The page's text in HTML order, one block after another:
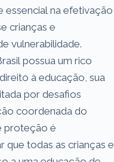
essencial na efetivação
crianças e
vulnerabilidade.
possua um rico
à educação, sua
por desafios
coordenada do
proteção é
que todas as crianças e